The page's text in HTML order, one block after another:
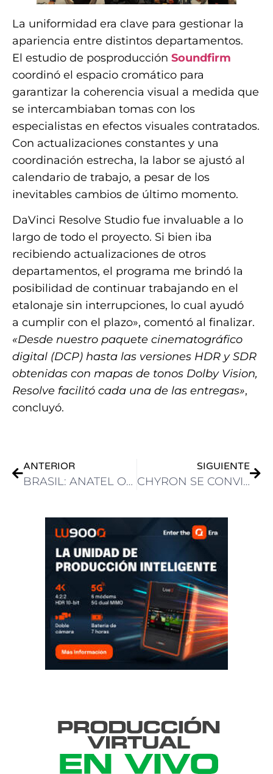
La uniformidad era clave para gestionar la
apariencia entre distintos departamentos.
El estudio de posproducción Soundfirm
coordinó el espacio cromático para
garantizar la coherencia visual a medida que
se intercambiaban tomas con los
especialistas en efectos visuales contratados.
Con actualizaciones constantes y una
coordinación estrecha, la labor se ajustó al
calendario de trabajo, a pesar de los
inevitables cambios de último momento.
DaVinci Resolve Studio fue invaluable a lo
largo de todo el proyecto. Si bien iba
recibiendo actualizaciones de otros
departamentos, el programa me brindó la
posibilidad de continuar trabajando en el
etalonaje sin interrupciones, lo cual ayudó
a cumplir con el plazo», comentó al finalizar.
«Desde nuestro paquete cinematográfico
digital (DCP) hasta las versiones HDR y SDR
obtenidas con mapas de tonos Dolby Vision,
Resolve facilitó cada una de las entregas»,
concluyó.
ANTERIOR
BRASIL: ANATEL OFRECE ZONA DEDICADA A SERVICIOS DE RADIODIFUSIÓN EN SU PORTAL
SIGUIENTE
CHYRON SE CONVIERTE EN PROVEEDOR OFICIAL DE GRÁFICOS EN VIVO PARA LAS TRANSMISIONES TELEVISIVAS DE LA FIL